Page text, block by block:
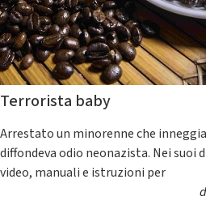
Terrorista baby
Arrestato un minorenne che
diffondeva odio neonazista. Nei suoi
video, manuali e istruzioni per